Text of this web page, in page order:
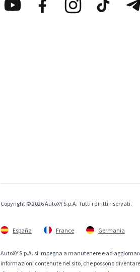
Copyright © 2026 AutoXY S.p.A. Tutti i diritti riservati.
España France Germania
AutoXY S.p.A. si impegna a manutenere e ad
informazioni contenute nel sito, che possono